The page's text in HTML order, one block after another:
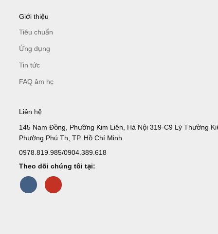
Giới thiệu
Tiêu chuẩn
Ứng dụng
Tin tức
FAQ âm học
Liên hệ
145 Nam Đồng, Phường Kim Liên, Hà Nội 319-C9 Lý Thường
Phường Phú Thọ, TP. Hồ Chí Minh
0978.819.985/0904.389.618
Theo dõi chúng tôi tại: